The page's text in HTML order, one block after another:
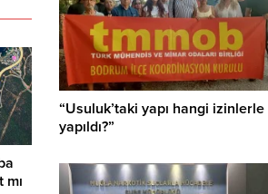
“Usuluk’taki yapı hangi izinlerle
yapıldı?”